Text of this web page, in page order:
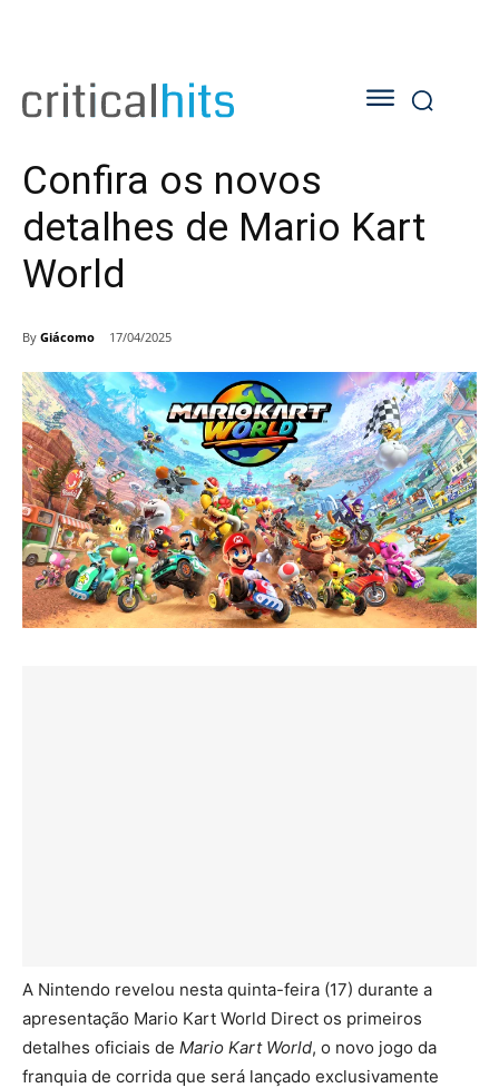
Confira os novos
detalhes de Mario Kart
World
By Giácomo 17/04/2025
A Nintendo revelou nesta quinta-feira (17) durante a
apresentação Mario Kart World Direct os primeiros
detalhes oficiais de Mario Kart World, o novo jogo da
franquia de corrida que será lançado exclusivamente